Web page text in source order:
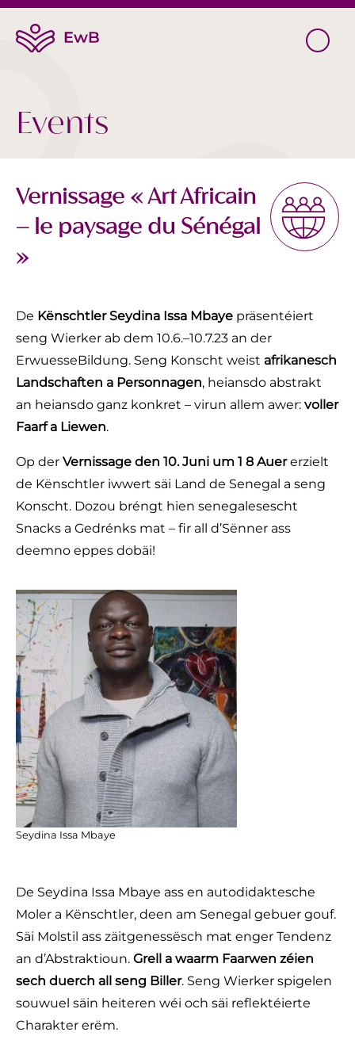
Events
Vernissage « Art Africain
– le paysage du Sénégal
»
De Kënschtler Seydina Issa Mbaye präsentéiert
seng Wierker ab dem 10.6.–10.7.23 an der
ErwuesseBildung. Seng Konscht weist afrikanesch
Landschaften a Personnagen, heiansdo abstrakt
an heiansdo ganz konkret – virun allem awer: voller
Faarf a Liewen.
Op der Vernissage den 10. Juni um 1 8 Auererzielt
de Kënschtler iwwert säi Land de Senegal a seng
Konscht. Dozou bréngt hien senegalesescht
Snacks a Gedrénks mat – fir all d’Sënner ass
deemno eppes dobäi!
Seydina Issa Mbaye
De Seydina Issa Mbaye ass en autodidaktesche
Moler a Kënschtler, deen am Senegal gebuer gouf.
Säi Molstil ass zäitgenessësch mat enger Tendenz
an d’Abstraktioun. Grell a waarm Faarwen zéien
sech duerch all seng Biller. Seng Wierker spigelen
souwuel säin heiteren wéi och säi reflektéierte
Charakter erëm.